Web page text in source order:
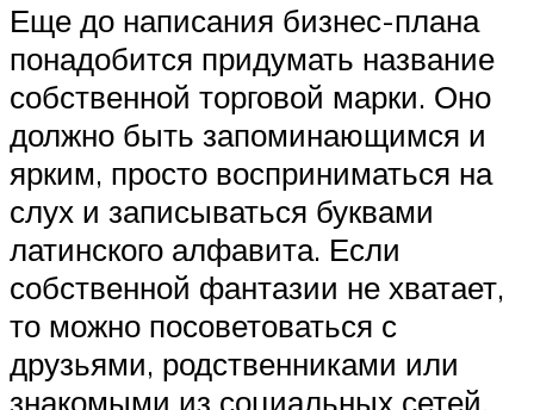
Еще до написания бизнес-плана
понадобится придумать название
собственной торговой марки. Оно
должно быть запоминающимся и
ярким, просто восприниматься на
слух и записываться буквами
латинского алфавита. Если
собственной фантазии не хватает,
то можно посоветоваться с
друзьями, родственниками или
знакомыми из социальных сетей,